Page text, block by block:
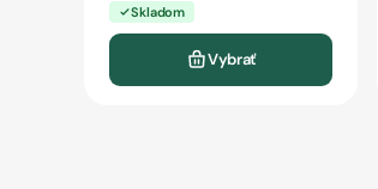
Skladom
Vybrať